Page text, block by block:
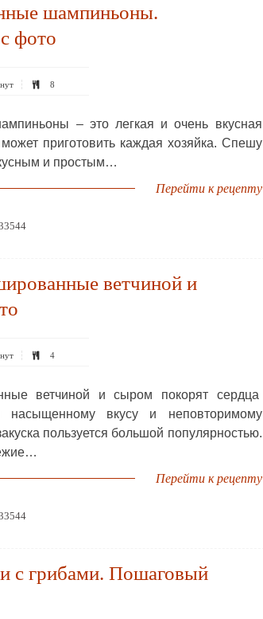
шампиньоны.
фото
8
– это легкая и очень вкусная
может приготовить каждая хозяйка. Спешу
и простым…
Перейти к рецепту
ветчиной и
4
ветчиной и сыром покорят сердца
насыщенному вкусу и неповторимому
пользуется большой популярностью.
Перейти к рецепту
с грибами. Пошаговый